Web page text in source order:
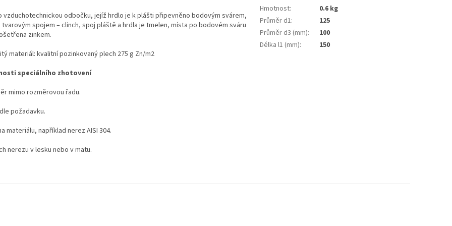
vzduchotechnickou odbočku, jejíž hrdlo je k plášti připevněno bodovým svárem,
tvarovým spojem – clinch, spoj pláště a hrdla je tmelen, místa po bodovém sváru
zinkem.
materiál: kvalitní pozinkovaný plech 275 g Zn/m2
speciálního zhotovení
mimo rozměrovou řadu.
požadavku.
materiálu, například nerez AISI 304.
nerezu v lesku nebo v matu.
Hmotnost:
0.6 kg
Průměr d1:
125
Průměr d3 (mm):
100
Délka l1 (mm): 150